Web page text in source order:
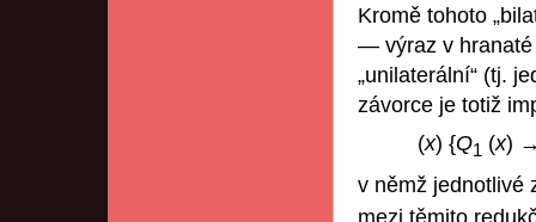
Kromě tohoto
— výraz v
„unilaterální“ (tj.
závorce je totiž
(x) {Q1 (x)
v němž jednotlivé